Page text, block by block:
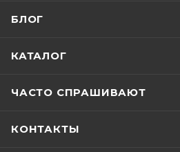
БЛОГ
КАТАЛОГ
ЧАСТО СПРАШИВАЮТ
КОНТАКТЫ